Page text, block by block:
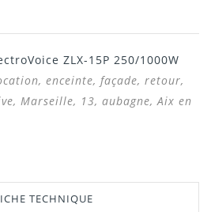
ZLX-15P 250/1000W
enceinte, façade, retour,
Marseille, 13, aubagne, Aix en
TECHNIQUE